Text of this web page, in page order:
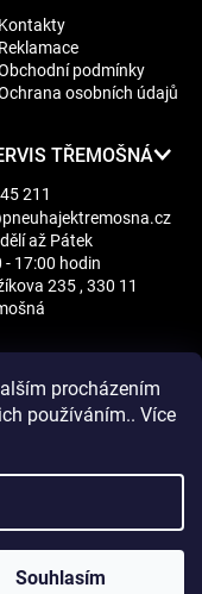
procházením
používáním.. Více
Souhlasím
Kontakty
Reklamace
podmínky
osobních údajů
TŘEMOŠNÁ
211
až Pátek
- 17:00 hodin
235 , 330 11